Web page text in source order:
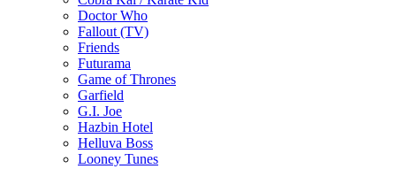
Doctor Who
Fallout (TV)
Friends
Futurama
Game of Thrones
Garfield
G.I. Joe
Hazbin Hotel
Helluva Boss
Looney Tunes